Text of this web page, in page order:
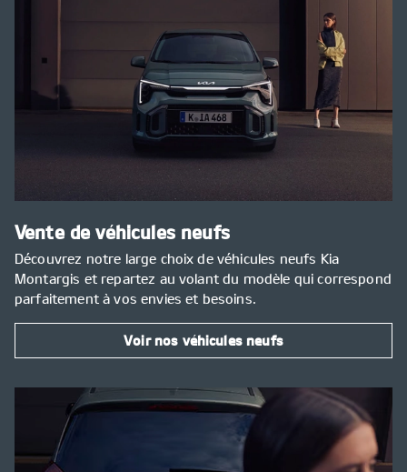
Vente de véhicules neufs
Découvrez notre large choix de véhicules neufs Kia
Montargis et repartez au volant du modèle qui correspond
parfaitement à vos envies et besoins.
Voir nos véhicules neufs